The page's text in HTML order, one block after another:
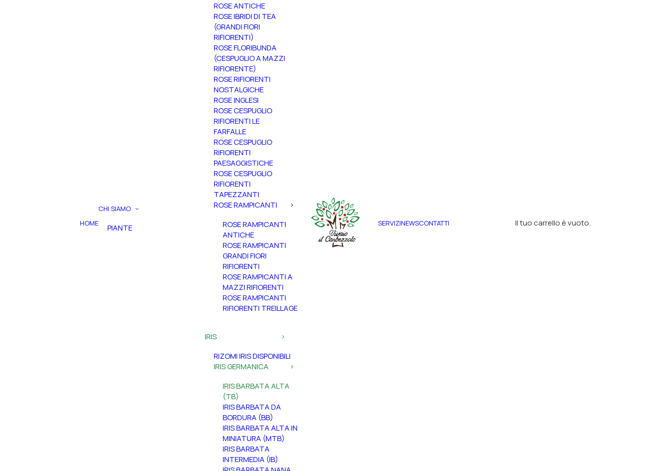
HOME
CHI SIAMO
PIANTE
ROSE ANTICHE
ROSE IBRIDI DI TEA
(GRANDI FIORI
RIFIORENTI)
ROSE FLORIBUNDA
(CESPUGLIO A MAZZI
RIFIORENTE)
ROSE RIFIORENTI
NOSTALGICHE
ROSE INGLESI
ROSE CESPUGLIO
RIFIORENTI LE
FARFALLE
ROSE CESPUGLIO
RIFIORENTI
PAESAGGISTICHE
ROSE CESPUGLIO
RIFIORENTI
TAPEZZANTI
ROSE RAMPICANTI
ROSE RAMPICANTI
ANTICHE
ROSE RAMPICANTI
GRANDI FIORI
RIFIORENTI
ROSE RAMPICANTI A
MAZZI RIFIORENTI
ROSE RAMPICANTI
RIFIORENTI TREILLAGE
IRIS
RIZOMI IRIS DISPONIBILI
IRIS GERMANICA
IRIS BARBATA ALTA
(TB)
IRIS BARBATA DA
BORDURA (BB)
IRIS BARBATA ALTA IN
MINIATURA (MTB)
IRIS BARBATA
INTERMEDIA (IB)
SERVIZINEWSCONTATTI Il tuo carrello è vuoto.